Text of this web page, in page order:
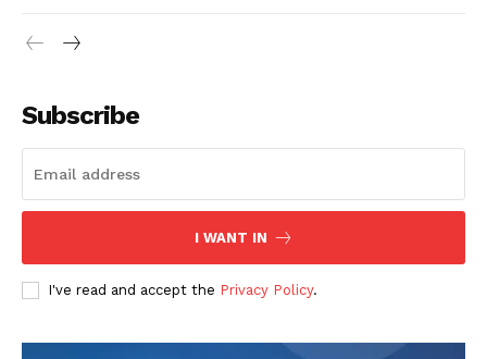
Subscribe
I WANT IN
I've read and accept the Privacy Policy.